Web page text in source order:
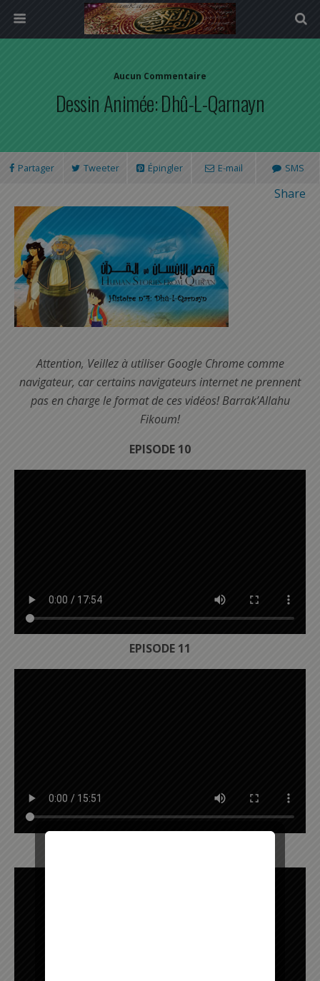
Aucun Commentaire
Dessin Animée: Dhû-L-Qarnayn
Partager Tweeter Épingler E-mail SMS
Share
Attention, Veillez à utiliser Google Chrome comme
navigateur, car certains navigateurs internet ne prennent
pas en charge le format de ces vidéos! Barrak’Allahu
Fikoum!
EPISODE 10
EPISODE 11